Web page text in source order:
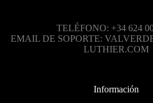
TELÉFONO: +34 624
EMAIL DE SOPORTE:
LUTHIER.COM
Información